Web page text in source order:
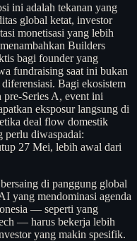
ini adalah tekanan yang
global ketat, investor
monetisasi yang lebih
Builders
bagi founder yang
fundraising saat ini bukan
Bagi ekosistem
pre-Series A, event ini
eksposur langsung di
deal flow domestik
perlu diwaspadai:
27 Mei, lebih awal dari
di panggung global
yang mendominasi agenda
— seperti yang
— harus bekerja lebih
yang makin spesifik.